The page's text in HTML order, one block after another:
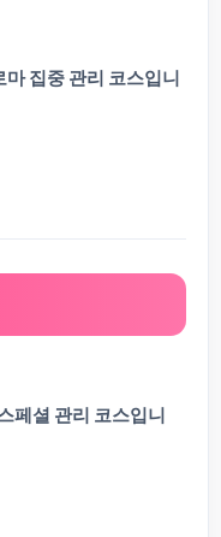
집중 관리 코스입니
페셜 관리 코스입니